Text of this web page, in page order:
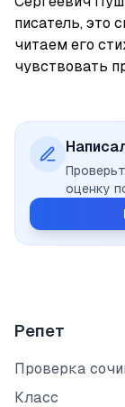
писатель, это
читаем его
чувствовать
оценку
Репет
Проверка
Класс